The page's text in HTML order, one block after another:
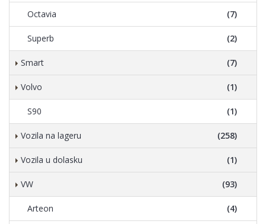
Octavia (7)
Superb (2)
Smart (7)
Volvo (1)
S90 (1)
Vozila na lageru (258)
Vozila u dolasku (1)
VW (93)
Arteon (4)